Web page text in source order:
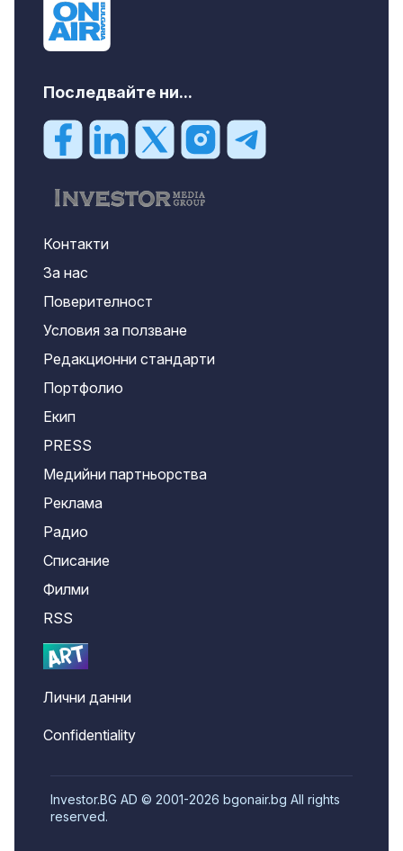
Последвайте ни...
Контакти
За нас
Поверителност
Условия за ползване
Редакционни стандарти
Портфолио
Екип
PRESS
Медийни партньорства
Реклама
Радио
Списание
Филми
RSS
Лични данни
Confidentiality
Investor.BG AD © 2001-2026 bgonair.bg All rights
reserved.